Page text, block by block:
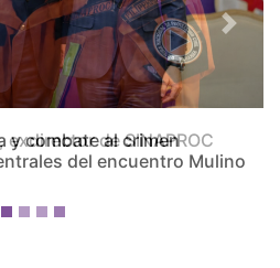
de SINAPROC
Next